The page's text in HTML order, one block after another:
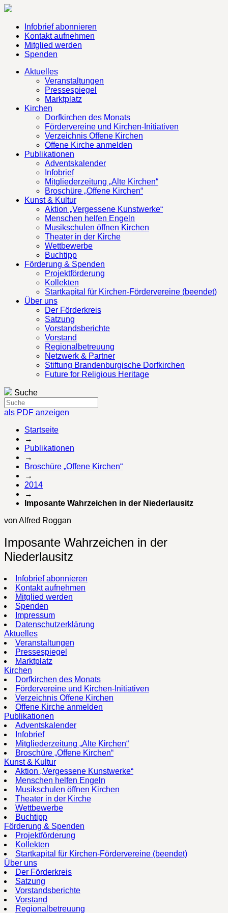
Infobrief abonnieren
Kontakt aufnehmen
Mitglied werden
Spenden
Aktuelles
Veranstaltungen
Pressespiegel
Marktplatz
Kirchen
Dorfkirchen des Monats
Fördervereine und Kirchen-Initiativen
Verzeichnis Offene Kirchen
Offene Kirche anmelden
Publikationen
Adventskalender
Infobrief
Mitgliederzeitung „Alte Kirchen“
Broschüre „Offene Kirchen“
Kunst & Kultur
Aktion „Vergessene Kunstwerke“
Menschen helfen Engeln
Musikschulen öffnen Kirchen
Theater in der Kirche
Wettbewerbe
Buchtipp
Förderung & Spenden
Projektförderung
Kollekten
Startkapital für Kirchen-Fördervereine (beendet)
Über uns
Der Förderkreis
Satzung
Vorstandsberichte
Vorstand
Regionalbetreuung
Netzwerk & Partner
Stiftung Brandenburgische Dorfkirchen
Future for Religious Heritage
Suche
als PDF anzeigen
Startseite
→
Publikationen
→
Broschüre „Offene Kirchen“
→
2014
→
Imposante Wahrzeichen in der Niederlausitz
von Alfred Roggan
Imposante Wahrzeichen in der
Niederlausitz
Infobrief abonnieren
Kontakt aufnehmen
Mitglied werden
Spenden
Impressum
Datenschutzerklärung
Aktuelles
Veranstaltungen
Pressespiegel
Marktplatz
Kirchen
Dorfkirchen des Monats
Fördervereine und Kirchen-Initiativen
Verzeichnis Offene Kirchen
Offene Kirche anmelden
Publikationen
Adventskalender
Infobrief
Mitgliederzeitung „Alte Kirchen“
Broschüre „Offene Kirchen“
Kunst & Kultur
Aktion „Vergessene Kunstwerke“
Menschen helfen Engeln
Musikschulen öffnen Kirchen
Theater in der Kirche
Wettbewerbe
Buchtipp
Förderung & Spenden
Projektförderung
Kollekten
Startkapital für Kirchen-Fördervereine (beendet)
Über uns
Der Förderkreis
Satzung
Vorstandsberichte
Vorstand
Regionalbetreuung